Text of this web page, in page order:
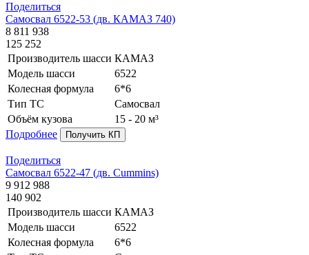
Поделиться
Самосвал 6522-53 (дв. КАМАЗ 740)
8 811 938
125 252
Производитель шасси КАМАЗ
Модель шасси
6522
Колесная формула
6*6
Тип ТС
Самосвал
Объём кузова
15 - 20 м³
Подробнее
Получить КП
Поделиться
Самосвал 6522-47 (дв. Cummins)
9 912 988
140 902
Производитель шасси КАМАЗ
Модель шасси
6522
Колесная формула
6*6